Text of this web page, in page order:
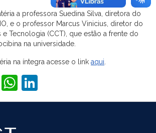
a professora Suedina Silva, diretora do
e o professor Marcus Vinicius, diretor do
e Tecnologia (CCT), que estão a frente do
na universidade.
na íntegra acesse o link aqui
EmailWhatsApp